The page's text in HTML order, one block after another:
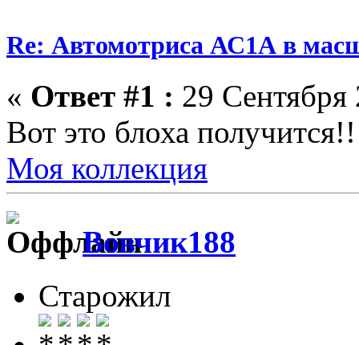
Re: Автомотриса АС1А в
« Ответ #1 : 29
Вот это блоха
Моя коллекция
Вовчик188
Старожил